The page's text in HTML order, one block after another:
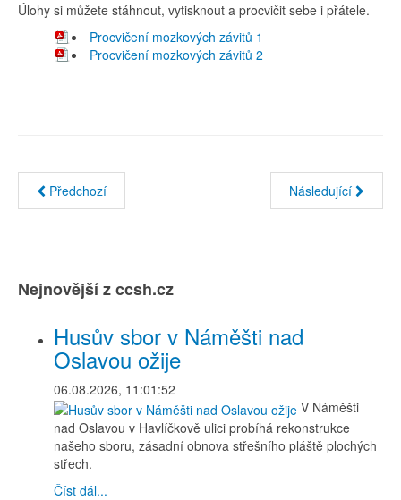
Úlohy si můžete stáhnout, vytisknout a procvičit sebe i přátele.
Procvičení mozkových závitů 1
Procvičení mozkových závitů 2
Předchozí Následující
Nejnovější z ccsh.cz
Husův sbor v Náměšti nad
Oslavou ožije
06.08.2026, 11:01:52
V Náměšti
nad Oslavou v Havlíčkově ulici probíhá rekonstrukce
našeho sboru, zásadní obnova střešního pláště plochých
střech.
Číst dál...